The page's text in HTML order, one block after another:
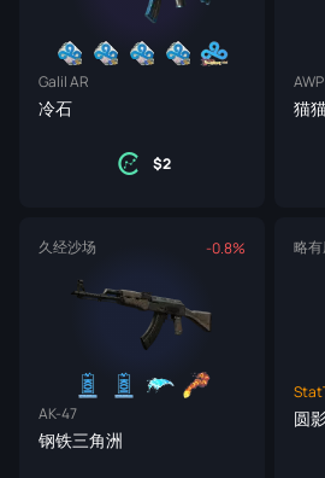
Galil AR
冷石
2
AWP
猫
久经沙场 -0.8%
AK-47
钢铁三角洲
略
圆